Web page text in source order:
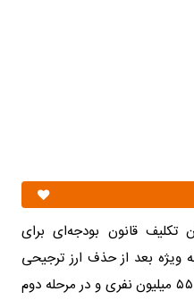
تکلیف قانون بودجه‌ای برای
ویژه بعد از حذف ارز ترجیحی
اجرا شد و در مرحله اول با استقبال ۵۵ میلیون نفری و در مرحله دوم